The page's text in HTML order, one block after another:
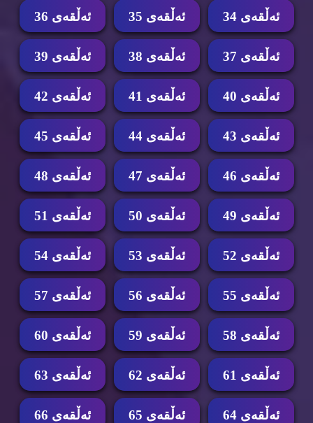
ئه‌ڵقه‌ی 34 ئه‌ڵقه‌ی 35 ئه‌ڵقه‌ی 36
ئه‌ڵقه‌ی 37 ئه‌ڵقه‌ی 38 ئه‌ڵقه‌ی 39
ئه‌ڵقه‌ی 40 ئه‌ڵقه‌ی 41 ئه‌ڵقه‌ی 42
ئه‌ڵقه‌ی 43 ئه‌ڵقه‌ی 44 ئه‌ڵقه‌ی 45
ئه‌ڵقه‌ی 46 ئه‌ڵقه‌ی 47 ئه‌ڵقه‌ی 48
ئه‌ڵقه‌ی 49 ئه‌ڵقه‌ی 50 ئه‌ڵقه‌ی 51
ئه‌ڵقه‌ی 52 ئه‌ڵقه‌ی 53 ئه‌ڵقه‌ی 54
ئه‌ڵقه‌ی 55 ئه‌ڵقه‌ی 56 ئه‌ڵقه‌ی 57
ئه‌ڵقه‌ی 58 ئه‌ڵقه‌ی 59 ئه‌ڵقه‌ی 60
ئه‌ڵقه‌ی 61 ئه‌ڵقه‌ی 62 ئه‌ڵقه‌ی 63
ئه‌ڵقه‌ی 64 ئه‌ڵقه‌ی 65 ئه‌ڵقه‌ی 66